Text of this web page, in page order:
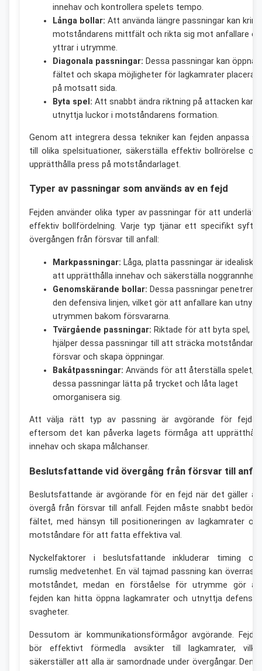
innehav och kontrollera spelets tempo.
Långa bollar: Att använda längre passningar kan
motståndarens mittfält och rikta sig mot anfallare
yttrar i utrymme.
Diagonala passningar: Dessa passningar kan öppna
fältet och skapa möjligheter för lagkamrater
på motsatt sida.
Byta spel: Att snabbt ändra riktning på attacken kan
utnyttja luckor i motståndarens formation.
Genom att integrera dessa tekniker kan fejden anpassa
till olika spelsituationer, säkerställa effektiv bollrörelse
upprätthålla press på motståndarlaget.
Typer av passningar som används av en fejd
Fejden använder olika typer av passningar för att
effektiv bollfördelning. Varje typ tjänar ett specifikt syfte
övergången från försvar till anfall:
Markpassningar: Låga, platta passningar är idealiska
att upprätthålla innehav och säkerställa noggrannhet.
Genomskärande bollar: Dessa passningar penetrerar
den defensiva linjen, vilket gör att anfallare kan
utrymmen bakom försvararna.
Tvärgående passningar: Riktade för att byta spel,
hjälper dessa passningar till att sträcka
försvar och skapa öppningar.
Bakåtpassningar: Används för att återställa spelet,
dessa passningar lätta på trycket och låta laget
omorganisera sig.
Att välja rätt typ av passning är avgörande för
eftersom det kan påverka lagets förmåga att
innehav och skapa målchanser.
Beslutsfattande vid övergång från försvar till
Beslutsfattande är avgörande för en fejd när det gäller
övergå från försvar till anfall. Fejden måste snabbt
fältet, med hänsyn till positioneringen av lagkamrater
motståndare för att fatta effektiva val.
Nyckelfaktorer i beslutsfattande inkluderar timing
rumslig medvetenhet. En väl tajmad passning kan
motståndet, medan en förståelse för utrymme gör
fejden kan hitta öppna lagkamrater och utnyttja
svagheter.
Dessutom är kommunikationsförmågor avgörande.
bör effektivt förmedla avsikter till lagkamrater,
säkerställer att alla är samordnade under övergångar.